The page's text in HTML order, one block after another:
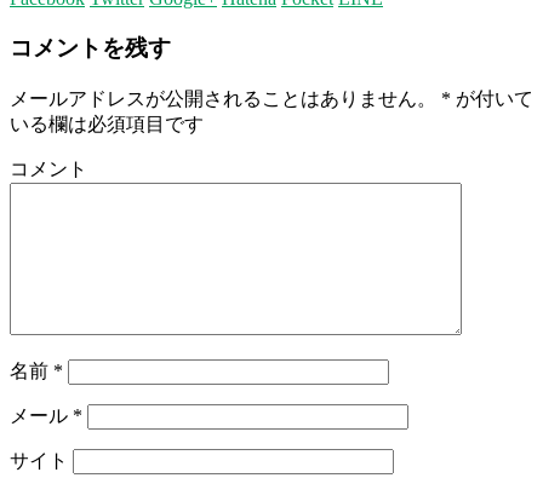
コメントを残す
メールアドレスが公開されることはありません。 * が付いて
いる欄は必須項目です
コメント
名前 *
メール *
サイト